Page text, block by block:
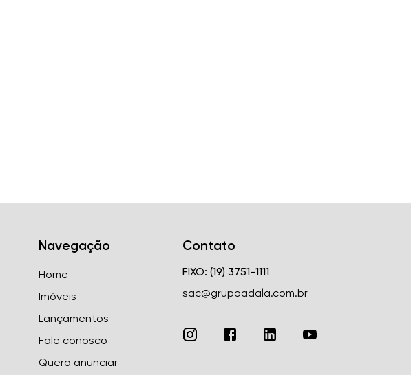
Navegação
Home
Imóveis
Lançamentos
Fale conosco
Quero anunciar
Contato
FIXO: (19) 3751-1111
sac@grupoadala.com.br